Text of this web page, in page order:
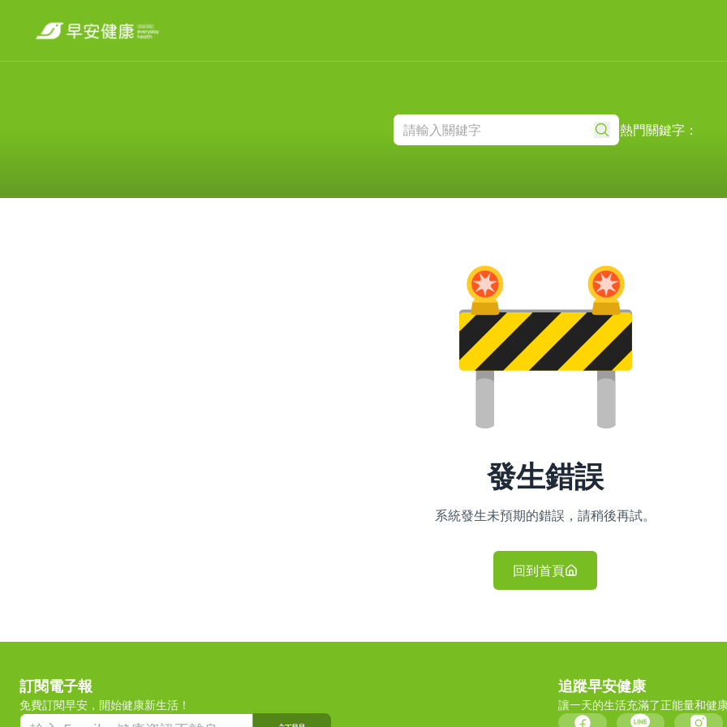
熱門關鍵字：
發生錯誤
系統發生未預期的錯誤，請稍後再試。
回到首頁
訂閱電子報
免費訂閱早安，開始健康新生活！
追蹤早安健康
讓一天的生活充滿了正能量和健